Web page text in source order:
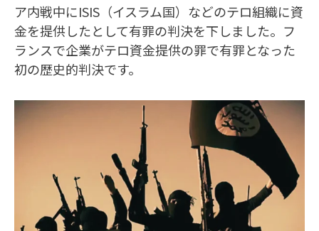
ア内戦中にISIS（イスラム国）などのテロ組織に資
金を提供したとして有罪の判決を下しました。フ
ランスで企業がテロ資金提供の罪で有罪となった
初の歴史的判決です。